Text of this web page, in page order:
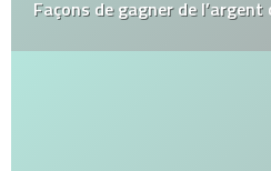
Façons de gagner de